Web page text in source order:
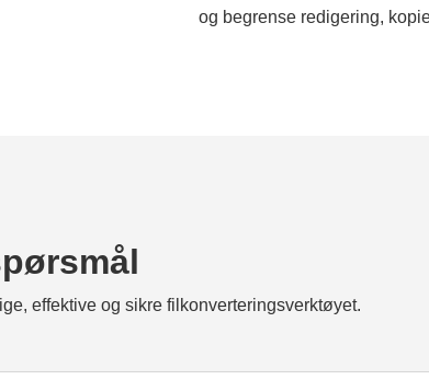
og begrense redigering,
effektive og sikre filkonverteringsverktøyet.